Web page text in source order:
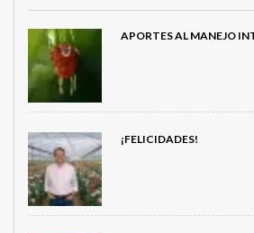
APORTES AL MANEJO
¡FELICIDADES!